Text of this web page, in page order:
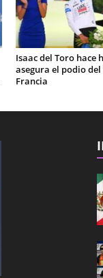
Isaac del Toro hace
asegura el podio del
Francia